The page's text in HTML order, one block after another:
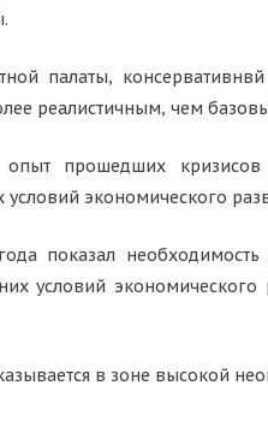
палаты,
реалистичным, чем
прошедших кризисов
экономического
показал
условий экономического
в зоне высокой